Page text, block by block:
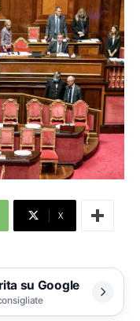
X
su Google